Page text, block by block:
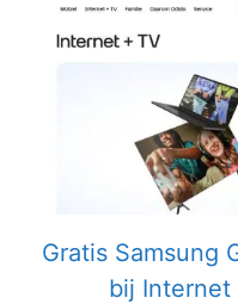
Gratis Samsung
bij Internet